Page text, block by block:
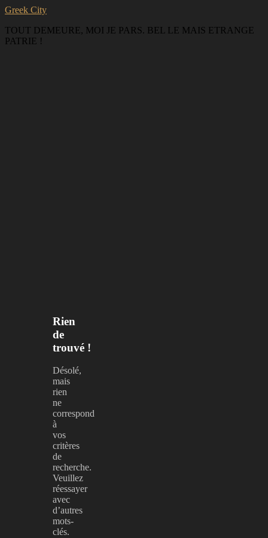
Greek City
TOUT DEMEURE, MOI JE PARS. BEL LE MAIS ETRANGE
PATRIE !
Rien
de
trouvé !
Désolé,
mais
rien
ne
correspond
à
vos
critères
de
recherche.
Veuillez
réessayer
avec
d’autres
mots-
clés.